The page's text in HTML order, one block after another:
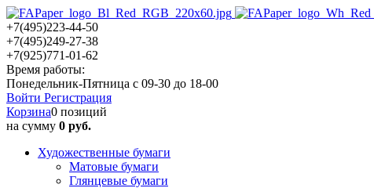
+7(495)223-44-50
+7(495)249-27-38
+7(925)771-01-62
Время работы:
Понедельник-Пятница с 09-30 до 18-00
Войти Регистрация
Корзина0 позиций
на сумму 0 руб.
Художественные бумаги
Матовые бумаги
Глянцевые бумаги